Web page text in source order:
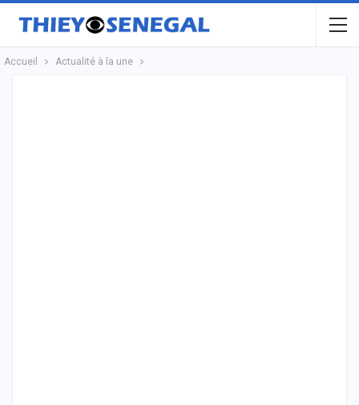
Accueil Actualité à la une